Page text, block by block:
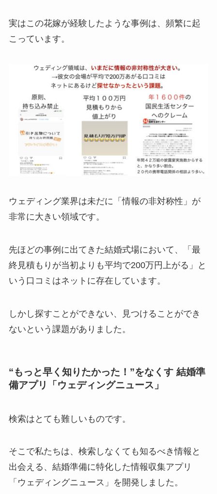
実はこの花嫁が経験したような事例は、頻繁に起
こっています。
ウェディング業界は未だに「情報の非対称性」が
非常に大きい領域です。
先ほどの事例に出てきた結婚式場において、「最
終見積もりが当初よりも平均で200万円上がる」と
いう口コミはネットに存在しています。
しかし探すことができない、見つけることができ
ないという課題がありました。
“もっと早く知りたかった！”をなくす 結婚準
備アプリ「ウェディングニュース」
検索はとても難しいものです。
そこで私たちは、検索しなくても知るべき情報と
出会える、結婚準備に特化した情報収集アプリ
「ウェディングニュース」を開発しました。